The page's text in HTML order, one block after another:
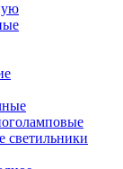
светильники